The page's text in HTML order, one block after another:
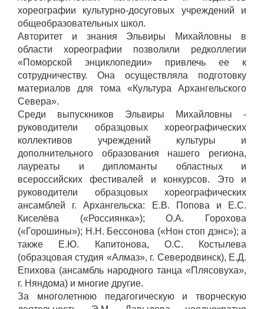
хореографии культурно-досуговых учреждений и
общеобразовательных школ.
Авторитет и знания Эльвиры Михайловны в
области хореографии позволили редколлегии
«Поморской энциклопедии» привлечь ее к
сотрудничеству. Она осуществляла подготовку
материалов для тома «Культура Архангельского
Севера».
Среди выпускников Эльвиры Михайловны -
руководители образцовых хореографических
коллективов учреждений культуры и
дополнительного образования нашего региона,
лауреаты и дипломанты областных и
всероссийских фестивалей и конкурсов. Это и
руководители образцовых хореографических
ансамблей г. Архангельска: Е.В. Попова и Е.С.
Киселёва («Россиянка»); О.А. Горохова
(«Горошины»); Н.Н. Бессонова («Нон стоп дэнс»); а
также Е.Ю. Капитонова, О.С. Костылева
(образцовая студия «Алмаз», г. Северодвинск), Е.Д.
Епихова (ансамбль народного танца «Плясовуха»,
г. Няндома) и многие другие.
За многолетнюю педагогическую и творческую